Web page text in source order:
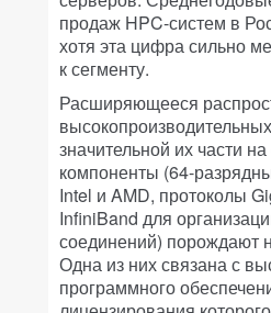
продаж HPC-систем в
хотя эта цифра сильно
к сегменту.
Расширяющееся
значительной их части
компоненты (64-
Intel и AMD, протоколы
InfiniBand для
соединений) порождают
Одна из них связана с
программного